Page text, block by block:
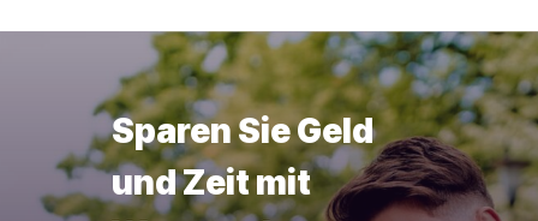
Sparen Sie Geld
und Zeit mit